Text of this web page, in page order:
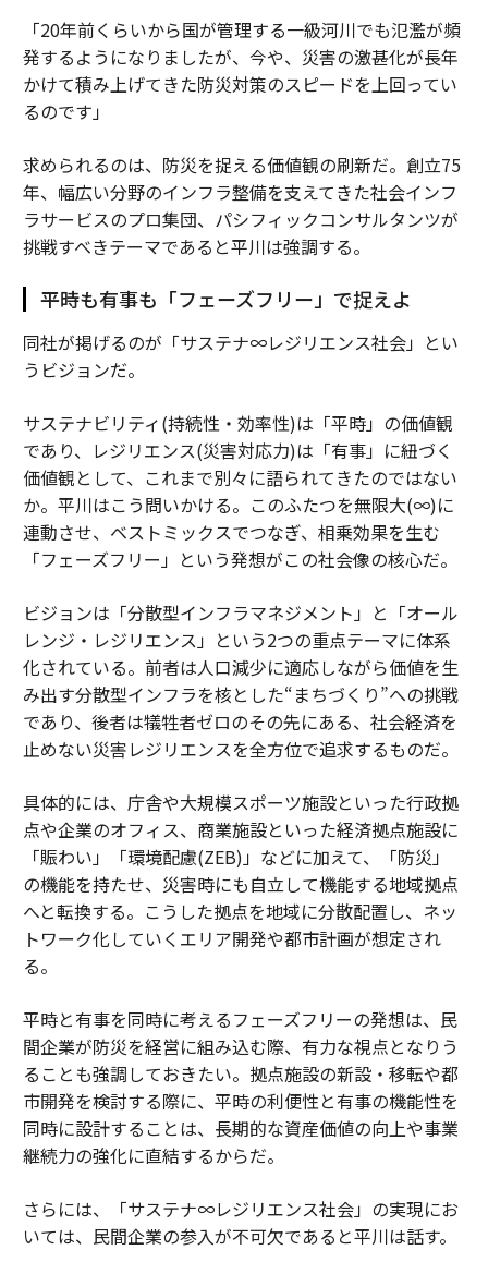
「20年前くらいから国が管理する一級河川でも氾濫が頻
発するようになりましたが、今や、災害の激甚化が長年
かけて積み上げてきた防災対策のスピードを上回ってい
るのです」
求められるのは、防災を捉える価値観の刷新だ。創立75
年、幅広い分野のインフラ整備を支えてきた社会インフ
ラサービスのプロ集団、パシフィックコンサルタンツが
挑戦すべきテーマであると平川は強調する。
平時も有事も「フェーズフリー」で捉えよ
同社が掲げるのが「サステナ∞レジリエンス社会」とい
うビジョンだ。
サステナビリティ(持続性・効率性)は「平時」の価値観
であり、レジリエンス(災害対応力)は「有事」に紐づく
価値観として、これまで別々に語られてきたのではない
か。平川はこう問いかける。このふたつを無限大(∞)に
連動させ、ベストミックスでつなぎ、相乗効果を生む
「フェーズフリー」という発想がこの社会像の核心だ。
ビジョンは「分散型インフラマネジメント」と「オール
レンジ・レジリエンス」という2つの重点テーマに体系
化されている。前者は人口減少に適応しながら価値を生
み出す分散型インフラを核とした“まちづくり”への挑戦
であり、後者は犠牲者ゼロのその先にある、社会経済を
止めない災害レジリエンスを全方位で追求するものだ。
具体的には、庁舎や大規模スポーツ施設といった行政拠
点や企業のオフィス、商業施設といった経済拠点施設に
「賑わい」「環境配慮(ZEB)」などに加えて、「防災」
の機能を持たせ、災害時にも自立して機能する地域拠点
へと転換する。こうした拠点を地域に分散配置し、ネッ
トワーク化していくエリア開発や都市計画が想定され
る。
平時と有事を同時に考えるフェーズフリーの発想は、民
間企業が防災を経営に組み込む際、有力な視点となりう
ることも強調しておきたい。拠点施設の新設・移転や都
市開発を検討する際に、平時の利便性と有事の機能性を
同時に設計することは、長期的な資産価値の向上や事業
継続力の強化に直結するからだ。
さらには、「サステナ∞レジリエンス社会」の実現にお
いては、民間企業の参入が不可欠であると平川は話す。